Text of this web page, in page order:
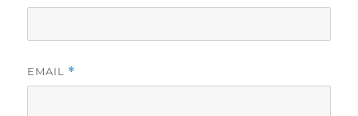
EMAIL *